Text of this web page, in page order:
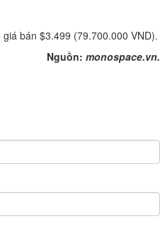
bán $3.499 (79.700.000 VND).
Nguồn: monospace.vn.